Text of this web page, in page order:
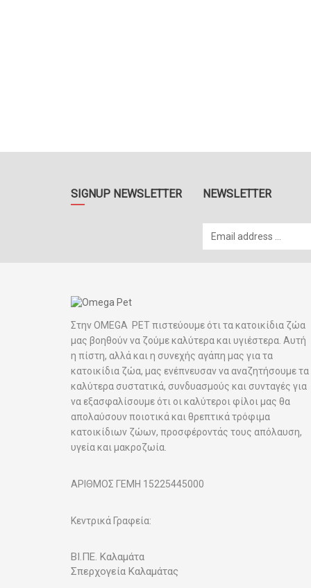
SIGNUP NEWSLETTER NEWSLETTER
Στην OMEGA PET πιστεύουμε ότι τα κατοικίδια ζώα
μας βοηθούν να ζούμε καλύτερα και υγιέστερα. Αυτή
η πίστη, αλλά και η συνεχής αγάπη μας για τα
κατοικίδια ζώα, μας ενέπνευσαν να αναζητήσουμε τα
καλύτερα συστατικά, συνδυασμούς και συνταγές για
να εξασφαλίσουμε ότι οι καλύτεροι φίλοι μας θα
απολαύσουν ποιοτικά και θρεπτικά τρόφιμα
κατοικίδιων ζώων, προσφέροντάς τους απόλαυση,
υγεία και μακροζωία.
ΑΡΙΘΜΟΣ ΓΕΜΗ 15225445000
Κεντρικά Γραφεία:
ΒΙ.ΠΕ. Καλαμάτα
Σπερχογεία Καλαμάτας